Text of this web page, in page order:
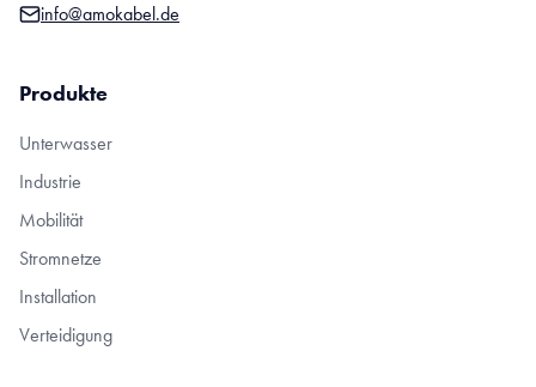
info@amokabel.de
Produkte
Unterwasser
Industrie
Mobilität
Stromnetze
Installation
Verteidigung